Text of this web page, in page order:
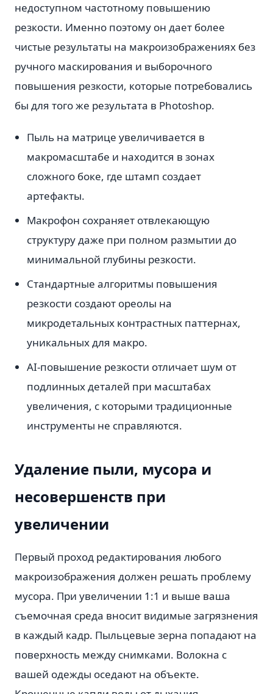
недоступном частотному повышению
резкости. Именно поэтому он дает более
чистые результаты на макроизображениях без
ручного маскирования и выборочного
повышения резкости, которые потребовались
бы для того же результата в Photoshop.
Пыль на матрице увеличивается в
макромасштабе и находится в зонах
сложного боке, где штамп создает
артефакты.
Макрофон сохраняет отвлекающую
структуру даже при полном размытии до
минимальной глубины резкости.
Стандартные алгоритмы повышения
резкости создают ореолы на
микродетальных контрастных паттернах,
уникальных для макро.
AI-повышение резкости отличает шум от
подлинных деталей при масштабах
увеличения, с которыми традиционные
инструменты не справляются.
Удаление пыли, мусора и
несовершенств при
увеличении
Первый проход редактирования любого
макроизображения должен решать проблему
мусора. При увеличении 1:1 и выше ваша
съемочная среда вносит видимые загрязнения
в каждый кадр. Пыльцевые зерна попадают на
поверхность между снимками. Волокна с
вашей одежды оседают на объекте.